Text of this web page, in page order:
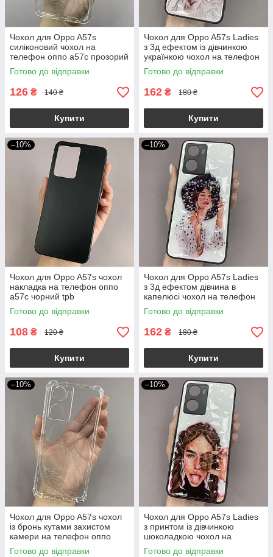
Чохол для Oppo A57s
силіконовий чохол на
телефон оппо а57с прозорий
NSP
Готово до відправки
126 ₴ 140 ₴
Купити
Чохол для Oppo A57s Ladies
з 3д ефектом із дівчинкою
українкою чохол на телефон
оппо а57с білий
Готово до відправки
162 ₴ 180 ₴
Купити
–10%
Чохол для Oppo A57s чохол
накладка на телефон оппо
а57с чорний tpb
Готово до відправки
108 ₴ 120 ₴
Купити
–10%
Чохол для Oppo A57s Ladies
з 3д ефектом дівчина в
капелюсі чохол на телефон
оппо а57с білий
Готово до відправки
162 ₴ 180 ₴
Купити
–10%
Чохол для Oppo A57s чохол
із бронь кутами захистом
камери на телефон оппо
а57с прозорий ttp
Готово до відправки
–10%
Чохол для Oppo A57s Ladies
з принтом із дівчинкою
шоколадкою чохол на
телефон оппо а57с білий
Готово до відправки